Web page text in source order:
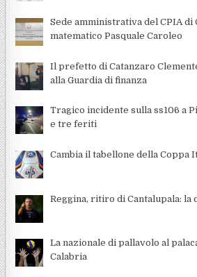
Sede amministrativa del CPIA
matematico Pasquale Caroleo
Il prefetto di Catanzaro
alla Guardia di finanza
Tragico incidente sulla ss106 a
e tre feriti
Cambia il tabellone della Coppa
Reggina, ritiro di Cantalupala: la
La nazionale di pallavolo al
Calabria